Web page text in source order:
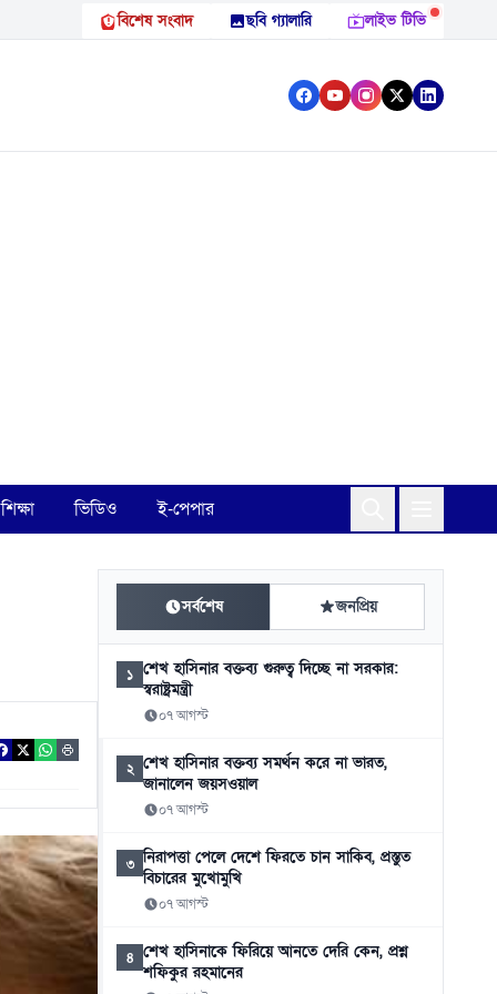
বিশেষ সংবাদ ছবি গ্যালারি লাইভ টিভি
শিক্ষা ভিডিও ই-পেপার
সর্বশেষ জনপ্রিয়
১ শেখ হাসিনার বক্তব্য গুরুত্ব দিচ্ছে না সরকার:
স্বরাষ্ট্রমন্ত্রী
০৭ আগস্ট
২ শেখ হাসিনার বক্তব্য সমর্থন করে না ভারত,
জানালেন জয়সওয়াল
০৭ আগস্ট
৩ নিরাপত্তা পেলে দেশে ফিরতে চান সাকিব, প্রস্তুত
বিচারের মুখোমুখি
০৭ আগস্ট
৪ শেখ হাসিনাকে ফিরিয়ে আনতে দেরি কেন, প্রশ্ন
শফিকুর রহমানের